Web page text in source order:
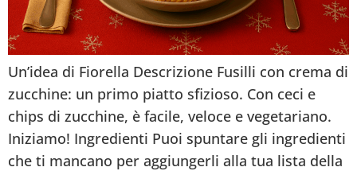
Un’idea di Fiorella Descrizione Fusilli con crema di
zucchine: un primo piatto sfizioso. Con ceci e
chips di zucchine, è facile, veloce e vegetariano.
Iniziamo! Ingredienti Puoi spuntare gli ingredienti
che ti mancano per aggiungerli alla tua lista della